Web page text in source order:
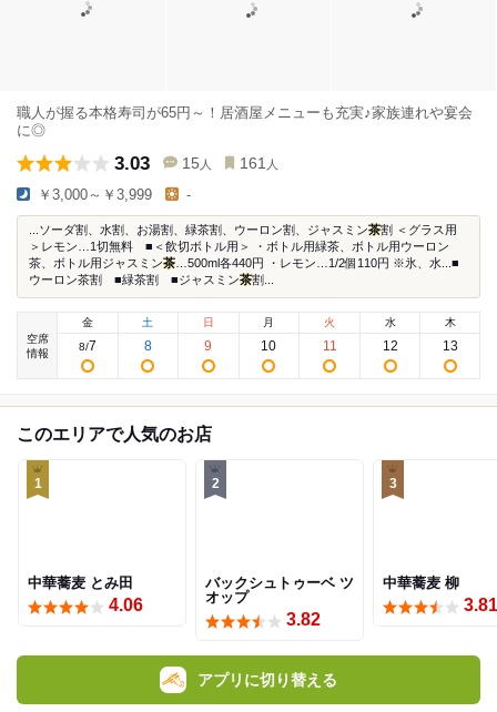
職人が握る本格寿司が65円～！居酒屋メニューも充実♪家族連れや宴会
に◎
3.03 15 人 161 人
￥3,000～￥3,999 -
...ソーダ割、水割、お湯割、緑茶割、ウーロン割、ジャスミン茶割 ＜グラス用
＞レモン…1切無料 ■＜飲切ボトル用＞ ・ボトル用緑茶、ボトル用ウーロン
茶、ボトル用ジャスミン茶 …500ml各440円 ・レモン…1/2個110円 ※氷、水...■
ウーロン茶割 ■緑茶割 ■ジャスミン茶割...
空席
情報
金
8/7
土
8
日
9
月
10
火
11
水
12
木
13
このエリアで人気のお店
1
中華蕎麦 とみ田
4.06
2
バックシュトゥーベ ツ
オップ
3.82
3
中華蕎麦 柳
3.81
アプリに切り替える